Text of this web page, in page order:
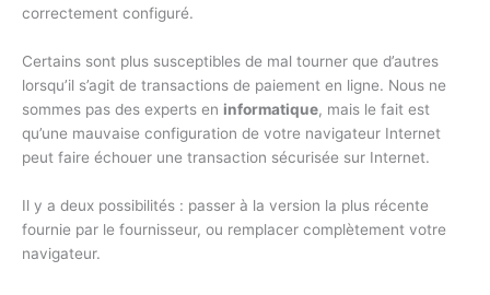
correctement configuré.
Certains sont plus susceptibles de mal tourner que d’autres
lorsqu’il s’agit de transactions de paiement en ligne. Nous ne
sommes pas des experts en informatique, mais le fait est
qu’une mauvaise configuration de votre navigateur Internet
peut faire échouer une transaction sécurisée sur Internet.
Il y a deux possibilités : passer à la version la plus récente
fournie par le fournisseur, ou remplacer complètement votre
navigateur.